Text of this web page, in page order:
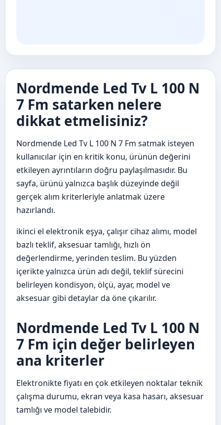
Nordmende Led Tv L 100 N
7 Fm satarken nelere
dikkat etmelisiniz?
Nordmende Led Tv L 100 N 7 Fm satmak isteyen
kullanıcılar için en kritik konu, ürünün değerini
etkileyen ayrıntıların doğru paylaşılmasıdır. Bu
sayfa, ürünü yalnızca başlık düzeyinde değil
gerçek alım kriterleriyle anlatmak üzere
hazırlandı.
ikinci el elektronik eşya, çalışır cihaz alımı, model
bazlı teklif, aksesuar tamlığı, hızlı ön
değerlendirme, yerinden teslim. Bu yüzden
içerikte yalnızca ürün adı değil, teklif sürecini
belirleyen kondisyon, ölçü, ayar, model ve
aksesuar gibi detaylar da öne çıkarılır.
Nordmende Led Tv L 100 N
7 Fm için değer belirleyen
ana kriterler
Elektronikte fiyatı en çok etkileyen noktalar teknik
çalışma durumu, ekran veya kasa hasarı, aksesuar
tamlığı ve model talebidir.